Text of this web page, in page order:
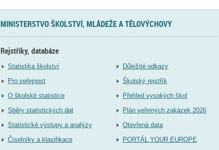
MINISTERSTVO ŠKOLSTVÍ, MLÁDEŽE A TĚLOVÝCHOVY
Rejstříky, databáze
Statistika školství
Pro veřejnost
O školské statistice
Sběry statistických dat
Statistické výstupy a analýzy
Číselníky a klasifikace
Důležité odkazy
Školský rejstřík
Přehled vysokých škol
Plán veřejných zakázek 2026
Otevřená data
PORTÁL YOUR EUROPE